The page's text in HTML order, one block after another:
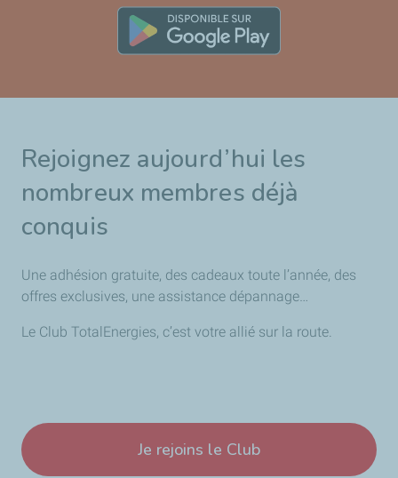
Rejoignez aujourd’hui les
nombreux membres déjà
conquis
Une adhésion gratuite, des cadeaux toute l’année, des
offres exclusives, une assistance dépannage…
Le Club TotalEnergies, c’est votre allié sur la route.
Je rejoins le Club